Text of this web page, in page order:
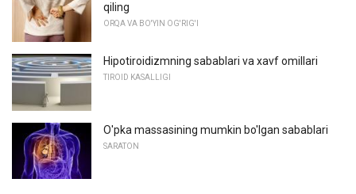
qiling
ORQA VA BO'YIN OG'RIG'I
Hipotiroidizmning sabablari va xavf omillari
TIROID KASALLIGI
O'pka massasining mumkin bo'lgan sabablari
SARATON